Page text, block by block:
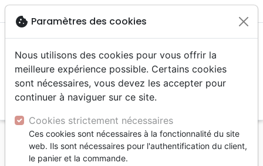
menu
Accueil Livres Commentaires
Marc
Marc - Se plonger dans la Parole
cookie Paramètres des cookies
Nous utilisons des cookies pour vous offrir la
meilleure expérience possible. Certains cookies
sont nécessaires, vous devez les accepter pour
continuer à naviguer sur ce site.
Cookies strictement nécessaires
Ces cookies sont nécessaires à la fonctionnalité du site
web. Ils sont nécessaires pour l'authentification du client,
le panier et la commande.